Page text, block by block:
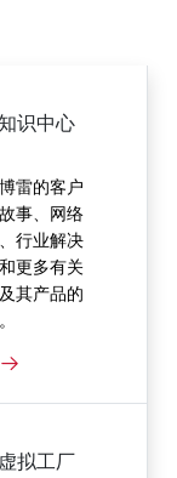
识中心
雷的客户
事、网络
行业解决
更多有关
其产品的
虚拟工厂